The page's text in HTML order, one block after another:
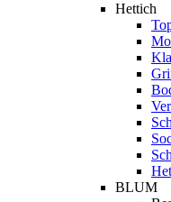
Hettich
BLUM